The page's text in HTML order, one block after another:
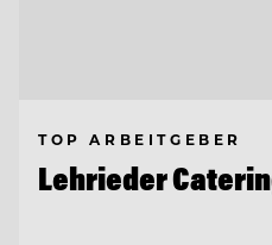
TOP ARBEITGEBER
Lehrieder